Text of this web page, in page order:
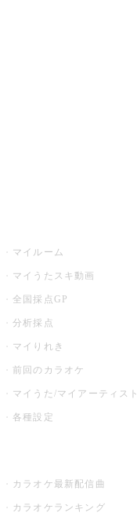
マイルーム
マイうたスキ動画
全国採点GP
分析採点
マイりれき
前回のカラオケ
マイうた/マイアーティスト
各種設定
カラオケ最新配信曲
カラオケランキング